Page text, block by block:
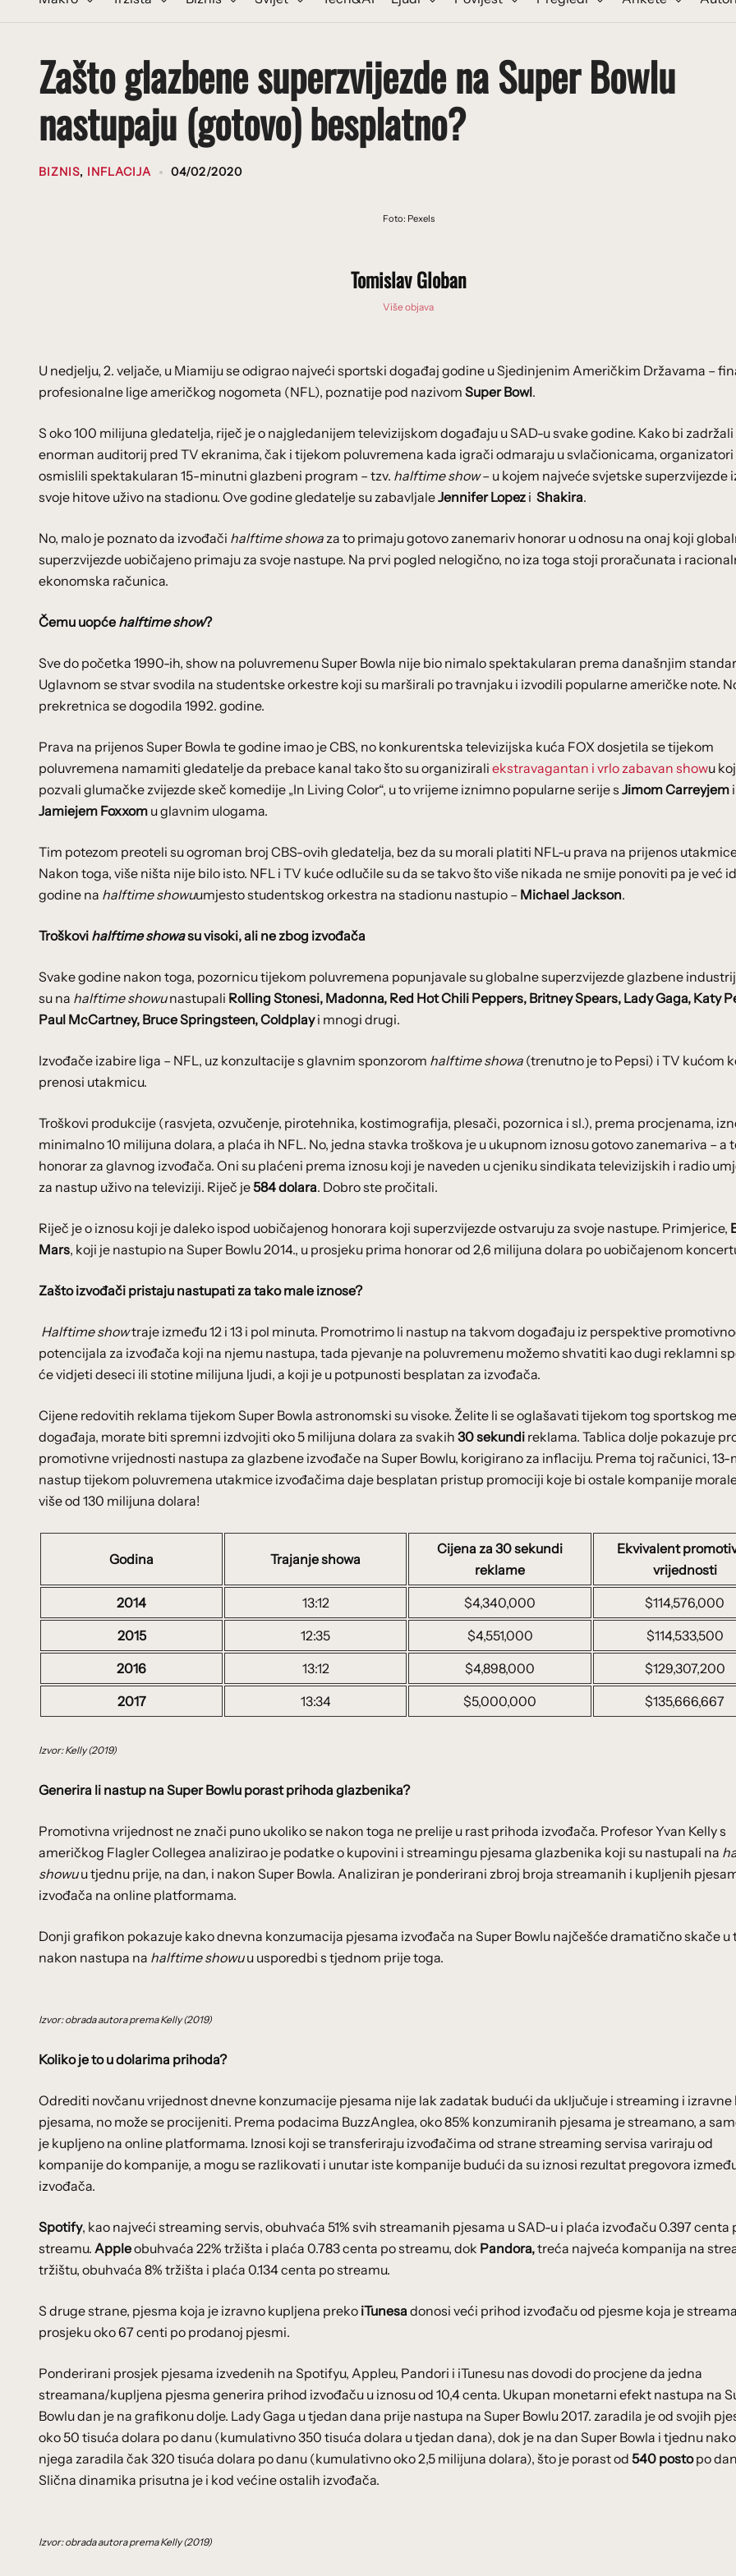
Zašto glazbene superzvijezde na Super Bowlu
nastupaju (gotovo) besplatno?
BIZNIS, INFLACIJA 04/02/2020
Foto: Pexels
Tomislav Globan
Više objava
U nedjelju, 2. veljače, u Miamiju se odigrao najveći sportski događaj godine u Sjedinjenim Američkim Državama –
profesionalne lige američkog nogometa (NFL), poznatije pod nazivom Super Bowl.
S oko 100 milijuna gledatelja, riječ je o najgledanijem televizijskom događaju u SAD-u svake godine. Kako bi
enorman auditorij pred TV ekranima, čak i tijekom poluvremena kada igrači odmaraju u svlačionicama, organizatori
osmislili spektakularan 15-minutni glazbeni program – tzv. halftime show– u kojem najveće svjetske superzvijezde
svoje hitove uživo na stadionu. Ove godine gledatelje su zabavljaleJennifer Lopez i Shakira.
No, malo je poznato da izvođači halftime showaza to primaju gotovo zanemariv honorar u odnosu na onaj koji
superzvijezde uobičajeno primaju za svoje nastupe. Na prvi pogled nelogično, no iza toga stoji proračunata i
ekonomska računica.
Čemu uopće halftime show?
Sve do početka 1990-ih, show na poluvremenu Super Bowla nije bio nimalo spektakularan prema današnjim
Uglavnom se stvar svodila na studentske orkestre koji su marširali po travnjaku i izvodili popularne američke note.
prekretnica se dogodila 1992. godine.
Prava na prijenos Super Bowla te godine imao je CBS, no konkurentska televizijska kuća FOX dosjetila se tijekom
poluvremena namamiti gledatelje da prebace kanal tako što su organizirali ekstravagantan i vrlo zabavan showu
pozvali glumačke zvijezde skeč komedije „In Living Color“, u to vrijeme iznimno popularne serije s Jimom Carreyjem i
Jamiejem Foxxom u glavnim ulogama.
Tim potezom preoteli su ogroman broj CBS-ovih gledatelja, bez da su morali platiti NFL-u prava na prijenos
Nakon toga, više ništa nije bilo isto. NFL i TV kuće odlučile su da se takvo što više nikada ne smije ponoviti pa je već
godine na halftime showuumjesto studentskog orkestra na stadionu nastupio – Michael Jackson.
Troškovi halftime showasu visoki, ali ne zbog izvođača
Svake godine nakon toga, pozornicu tijekom poluvremena popunjavale su globalne superzvijezde glazbene
su na halftime showunastupali Rolling Stonesi, Madonna, Red Hot Chili Peppers, Britney Spears, Lady Gaga, Katy
Paul McCartney, Bruce Springsteen, Coldplayi mnogi drugi.
Izvođače izabire liga – NFL, uz konzultacije s glavnim sponzorom halftime showa (trenutno je to Pepsi) i TV kućom
prenosi utakmicu.
Troškovi produkcije (rasvjeta, ozvučenje, pirotehnika, kostimografija, plesači, pozornica i sl.), prema procjenama,
minimalno 10 milijuna dolara, a plaća ih NFL. No, jedna stavka troškova je u ukupnom iznosu gotovo zanemariva – a
honorar za glavnog izvođača. Oni su plaćeni prema iznosu koji je naveden u cjeniku sindikata televizijskih i radio
za nastup uživo na televiziji. Riječ je584 dolara. Dobro ste pročitali.
Riječ je o iznosu koji je daleko ispod uobičajenog honorara koji superzvijezde ostvaruju za svoje nastupe. Primjerice,
Mars, koji je nastupio na Super Bowlu 2014., u prosjeku prima honorar od 2,6 milijuna dolara po uobičajenom
Zašto izvođači pristaju nastupati za tako male iznose?
Halftime showtraje između 12 i 13 i pol minuta. Promotrimo li nastup na takvom događaju iz perspektive
potencijala za izvođača koji na njemu nastupa, tada pjevanje na poluvremenu možemo shvatiti kao dugi reklamni
će vidjeti deseci ili stotine milijuna ljudi, a koji je u potpunosti besplatan za izvođača.
Cijene redovitih reklama tijekom Super Bowla astronomski su visoke. Želite li se oglašavati tijekom tog sportskog
događaja, morate biti spremni izdvojiti oko 5 milijuna dolara za svakih 30 sekundi reklama. Tablica dolje pokazuje
promotivne vrijednosti nastupa za glazbene izvođače na Super Bowlu, korigirano za inflaciju. Prema toj računici,
nastup tijekom poluvremena utakmice izvođačima daje besplatan pristup promociji koje bi ostale kompanije
više od 130 milijuna dolara!
Godina Trajanje showa
Cijena za 30 sekundi
reklame
Ekvivalent
vrijednosti
2014
13:12 $4,340,000
$114,576,000
2015
12:35 $4,551,000
$114,533,500
2016
13:12 $4,898,000
$129,307,200
2017
13:34 $5,000,000 $135,666,667
Izvor: Kelly (2019)
Generira li nastup na Super Bowlu porast prihoda glazbenika?
Promotivna vrijednost ne znači puno ukoliko se nakon toga ne prelije u rast prihoda izvođača. Profesor Yvan Kelly s
američkog Flagler Collegea analizirao je podatke o kupovini i streamingu pjesama glazbenika koji su nastupali na
showuu tjednu prije, na dan, i nakon Super Bowla. Analiziran je ponderirani zbroj broja streamanih i kupljenih
izvođača na online platformama.
Donji grafikon pokazuje kako dnevna konzumacija pjesama izvođača na Super Bowlu najčešće dramatično skače u
nakon nastupa na halftime showuu usporedbi s tjednom prije toga.
Izvor: obrada autora prema Kelly (2019)
Koliko je to u dolarima prihoda?
Odrediti novčanu vrijednost dnevne konzumacije pjesama nije lak zadatak budući da uključuje i streaming i izravne
pjesama, no može se procijeniti. Prema podacima BuzzAnglea, oko 85% konzumiranih pjesama je streamano, a
je kupljeno na online platformama. Iznosi koji se transferiraju izvođačima od strane streaming servisa variraju od
kompanije do kompanije, a mogu se razlikovati i unutar iste kompanije budući da su iznosi rezultat pregovora
izvođača.
Spotify, kao najveći streaming servis, obuhvaća 51% svih streamanih pjesama u SAD-u i plaća izvođaču 0.397 centa
streamu. Appleobuhvaća 22% tržišta i plaća 0.783 centa po streamu, dok Pandora,treća najveća kompanija na
tržištu, obuhvaća 8% tržišta i plaća 0.134 centa po streamu.
S druge strane, pjesma koja je izravno kupljena preko iTunesadonosi veći prihod izvođaču od pjesme koja je
prosjeku oko 67 centi po prodanoj pjesmi.
Ponderirani prosjek pjesama izvedenih na Spotifyu, Appleu, Pandori i iTunesu nas dovodi do procjene da jedna
streamana/kupljena pjesma generira prihod izvođaču u iznosu od 10,4 centa. Ukupan monetarni efekt nastupa na
Bowlu dan je na grafikonu dolje. Lady Gaga u tjedan dana prije nastupa na Super Bowlu 2017. zaradila je od svojih
oko 50 tisuća dolara po danu (kumulativno 350 tisuća dolara u tjedan dana), dok je na dan Super Bowla i tjednu
njega zaradila čak 320 tisuća dolara po danu (kumulativno oko 2,5 milijuna dolara), što je porast od 540 postopo
Slična dinamika prisutna je i kod većine ostalih izvođača.
Izvor: obrada autora prema Kelly (2019)